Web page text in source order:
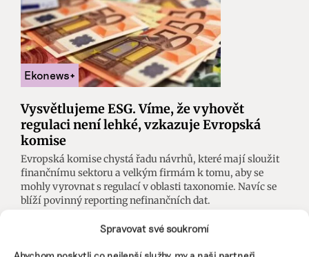
Spravovat své soukromí
Abychom poskytli co nejlepší služby, my a naši partneři
Vysvětlujeme ESG. Víme, že vyhovět
regulaci není lehké, vzkazuje Evropská
komise
Evropská komise chystá řadu návrhů, které mají sloužit
finančnímu sektoru a velkým firmám k tomu, aby se
mohly vyrovnat s regulací v oblasti taxonomie. Navíc se
blíží povinný reporting nefinančních dat.
17. května 2023 | ESG | ESG